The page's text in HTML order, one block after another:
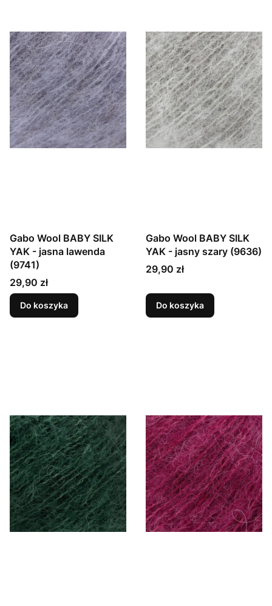
Gabo Wool BABY SILK
YAK - jasna lawenda
(9741)
Cena
29,90 zł
Do koszyka
Gabo Wool BABY SILK
YAK - jasny szary (9636)
Cena
29,90 zł
Do koszyka